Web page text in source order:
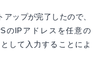
ップが完了したので、
のIPアドレスを任意の
して入力することによ